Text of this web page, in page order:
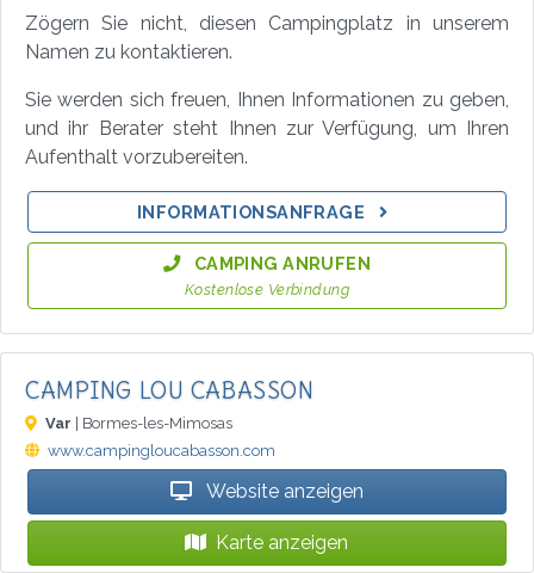
Zögern Sie nicht, diesen Campingplatz in unserem
Namen zu kontaktieren.
Sie werden sich freuen, Ihnen Informationen zu geben,
und ihr Berater steht Ihnen zur Verfügung, um Ihren
Aufenthalt vorzubereiten.
INFORMATIONSANFRAGE
CAMPING ANRUFEN
Kostenlose Verbindung
CAMPING LOU CABASSON
Var | Bormes-les-Mimosas
www.campingloucabasson.com
Website anzeigen
Karte anzeigen